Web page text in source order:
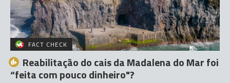
FACT CHECK
Reabilitação do cais da Madalena do Mar foi
“feita com pouco dinheiro"?